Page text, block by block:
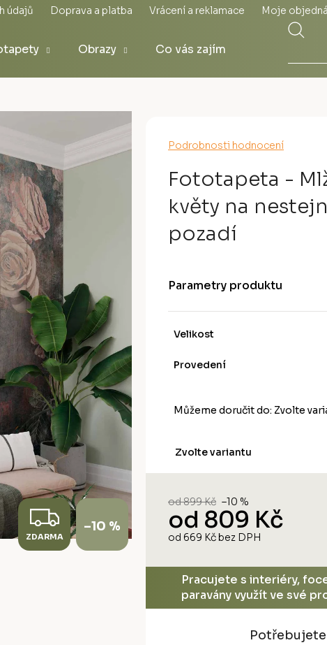
údajů Doprava a platba Vrácení a reklamace Moje
Obrazy Co vás zajímá
Průměrné
produktu
je
0,0
z
hvězdiček.
Podrobnosti hodnocení
Fototapeta -
květy na
pozadí
Parametry produktu
Velikost
Provedení
Můžeme doručit do: Zvolte
Zvolte variantu
od 899 Kč –10 %
od 809 Kč
od 669 Kčbez DPH
Pracujete s interiéry,
paravány využít ve své
Z
D
ZDARMA
–10 %